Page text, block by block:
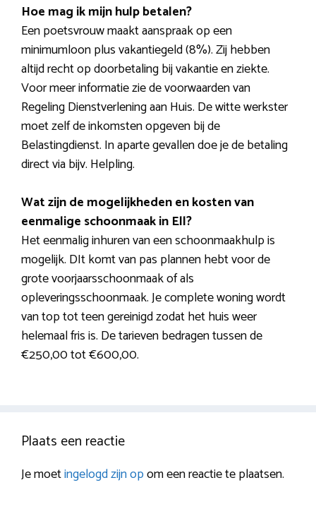
Hoe mag ik mijn hulp betalen?
Een poetsvrouw maakt aanspraak op een
minimumloon plus vakantiegeld (8%). Zij hebben
altijd recht op doorbetaling bij vakantie en ziekte.
Voor meer informatie zie de voorwaarden van
Regeling Dienstverlening aan Huis. De witte werkster
moet zelf de inkomsten opgeven bij de
Belastingdienst. In aparte gevallen doe je de betaling
direct via bijv. Helpling.
Wat zijn de mogelijkheden en kosten van
eenmalige schoonmaak in Ell?
Het eenmalig inhuren van een schoonmaakhulp is
mogelijk. DIt komt van pas plannen hebt voor de
grote voorjaarsschoonmaak of als
opleveringsschoonmaak. Je complete woning wordt
van top tot teen gereinigd zodat het huis weer
helemaal fris is. De tarieven bedragen tussen de
€250,00 tot €600,00.
Plaats een reactie
Je moetingelogd zijn opom een reactie te plaatsen.